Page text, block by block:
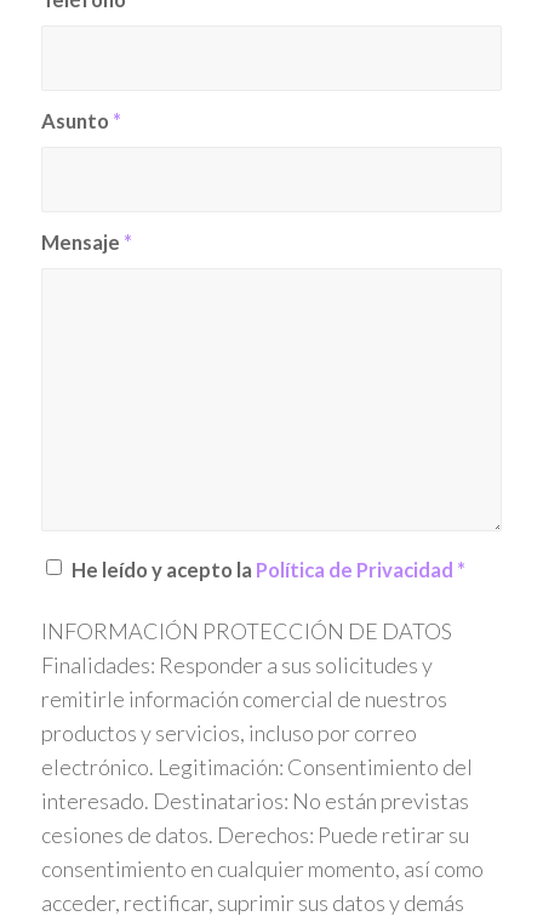
Asunto *
Mensaje *
He leído y acepto la Política de Privacidad *
INFORMACIÓN PROTECCIÓN DE DATOS
Finalidades: Responder a sus solicitudes y
remitirle información comercial de nuestros
productos y servicios, incluso por correo
electrónico. Legitimación: Consentimiento del
interesado. Destinatarios: No están previstas
cesiones de datos. Derechos: Puede retirar su
consentimiento en cualquier momento, así como
acceder, rectificar, suprimir sus datos y demás